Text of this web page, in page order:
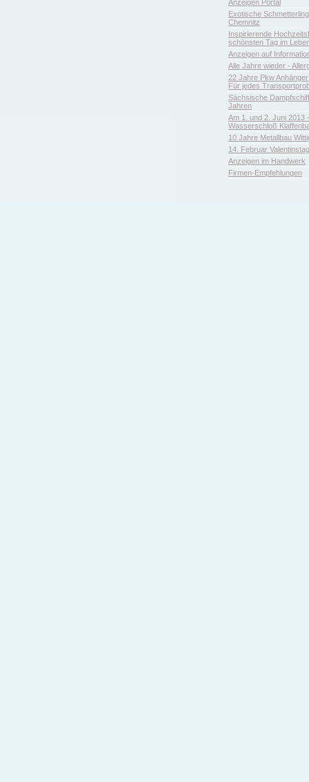
Anzeigen Portal
Exotische
Chemnitz
Inspirierende
schönsten Tag im
Anzeigen auf
Alle Jahre wieder -
22 Jahre Pkw
Für jedes
Sächsische
Jahren
Am 1. und 2. Juni 2013
Wasserschloß
10 Jahre Metallbau
14. Februar
Anzeigen im Handwerk
Firmen-Empfehlungen